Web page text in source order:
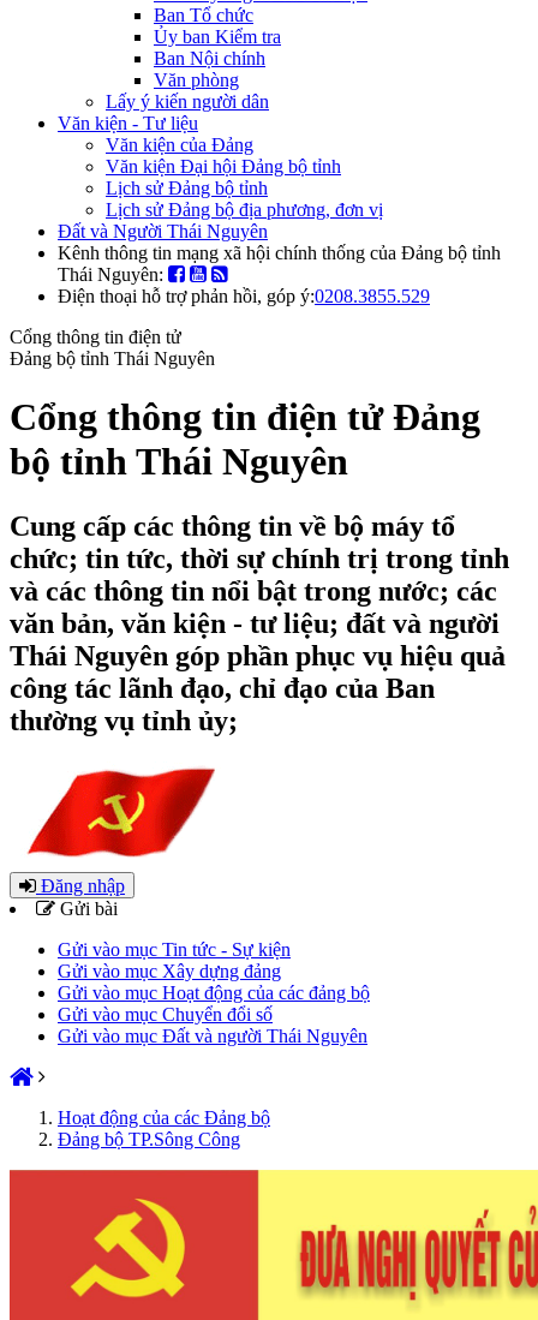
Ban Tổ chức
Ủy ban Kiểm tra
Ban Nội chính
Văn phòng
Lấy ý kiến người dân
Văn kiện - Tư liệu
Văn kiện của Đảng
Văn kiện Đại hội Đảng bộ tỉnh
Lịch sử Đảng bộ tỉnh
Lịch sử Đảng bộ địa phương, đơn vị
Đất và Người Thái Nguyên
Kênh thông tin mạng xã hội chính thống của Đảng bộ tỉnh
Thái Nguyên:
Điện thoại hỗ trợ phản hồi, góp ý:0208.3855.529
Cổng thông tin điện tử
Đảng bộ tỉnh Thái Nguyên
Cổng thông tin điện tử Đảng
bộ tỉnh Thái Nguyên
Cung cấp các thông tin về bộ máy tổ
chức; tin tức, thời sự chính trị trong tỉnh
và các thông tin nổi bật trong nước; các
văn bản, văn kiện - tư liệu; đất và người
Thái Nguyên góp phần phục vụ hiệu quả
công tác lãnh đạo, chỉ đạo của Ban
thường vụ tỉnh ủy;
Đăng nhập
Gửi bài
Gửi vào mục Tin tức - Sự kiện
Gửi vào mục Xây dựng đảng
Gửi vào mục Hoạt động của các đảng bộ
Gửi vào mục Chuyển đổi số
Gửi vào mục Đất và người Thái Nguyên
Hoạt động của các Đảng bộ
Đảng bộ TP.Sông Công